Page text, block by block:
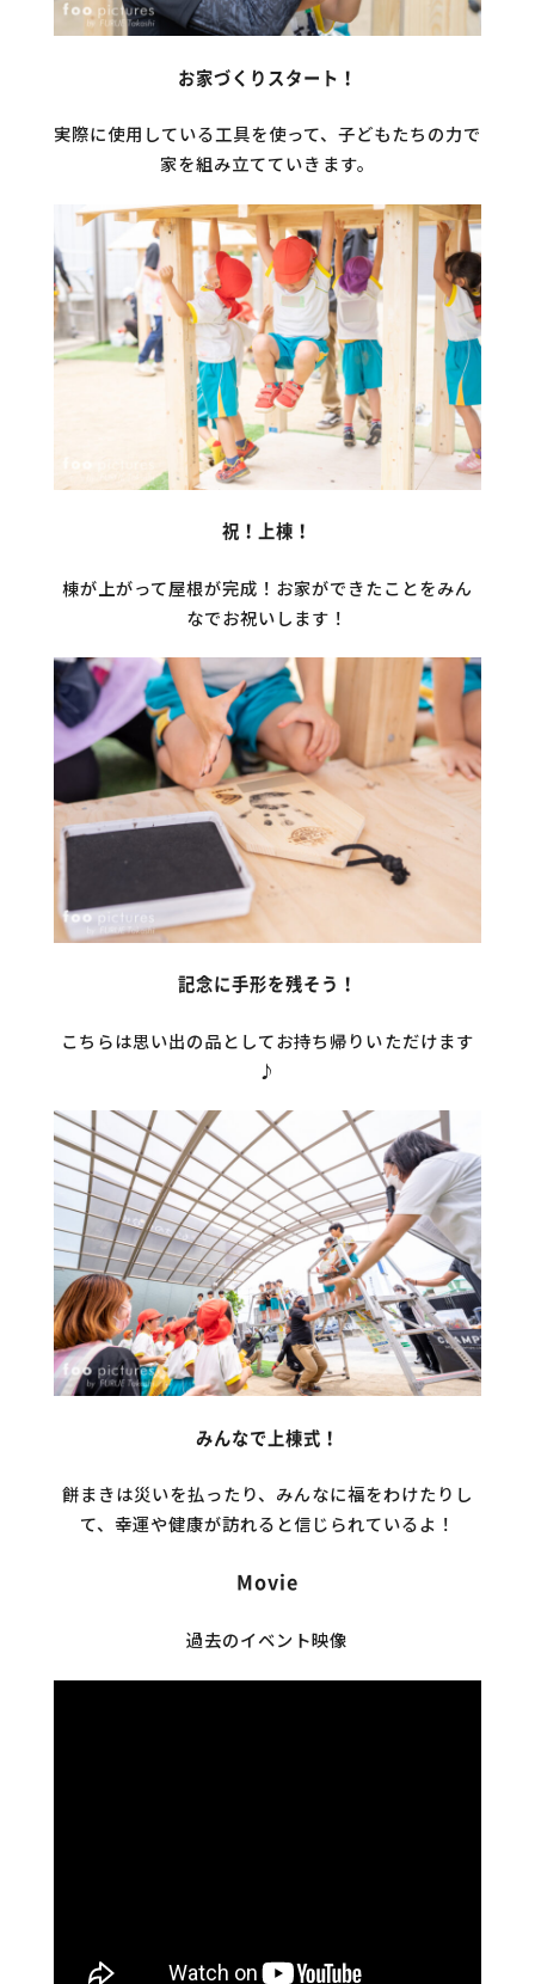
お家づくりスタート！
実際に使用している工具を使って、子どもたちの力で
家を組み立てていきます。
祝！上棟！
棟が上がって屋根が完成！お家ができたことをみん
なでお祝いします！
記念に手形を残そう！
こちらは思い出の品としてお持ち帰りいただけます
♪
みんなで上棟式！
餅まきは災いを払ったり、みんなに福をわけたりし
て、幸運や健康が訪れると信じられているよ！
Movie
過去のイベント映像